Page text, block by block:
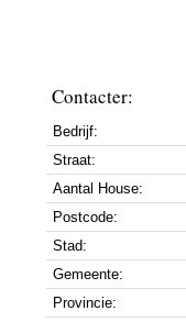
Contacter:
Bedrijf:
Straat:
Aantal House:
Postcode:
Stad:
Gemeente:
Provincie: